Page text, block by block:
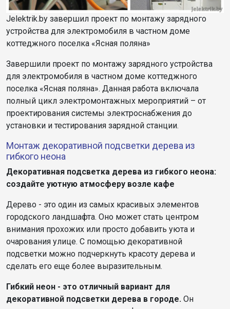
Jelektrik.by завершил проект по монтажу зарядного
устройства для электромобиля в частном доме
коттеджного поселка «Ясная поляна»
Завершили проект по монтажу зарядного устройства
для электромобиля в частном доме коттеджного
поселка «Ясная поляна». Данная работа включала
полный цикл электромонтажных мероприятий – от
проектирования системы электроснабжения до
установки и тестирования зарядной станции.
Монтаж декоративной подсветки дерева из
гибкого неона
Декоративная подсветка дерева из гибкого неона:
создайте уютную атмосферу возле кафе
Дерево - это один из самых красивых элементов
городского ландшафта. Оно может стать центром
внимания прохожих или просто добавить уюта и
очарования улице. С помощью декоративной
подсветки можно подчеркнуть красоту дерева и
сделать его еще более выразительным.
Гибкий неон - это отличный вариант для
декоративной подсветки дерева в городе. Он